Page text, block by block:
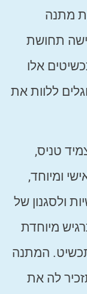
מתנה
תחושת
אלו
ללוות את
טניס,
ומיוחד,
ולסגנון של
מיוחדת
המתנה
לה את